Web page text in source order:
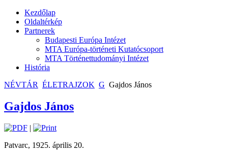
Kezdőlap
Oldaltérkép
Partnerek
Budapesti Európa Intézet
MTA Európa-történeti Kutatócsoport
MTA Történettudományi Intézet
História
NÉVTÁR ÉLETRAJZOK G Gajdos János
Gajdos János
|
Patvarc, 1925. április 20.